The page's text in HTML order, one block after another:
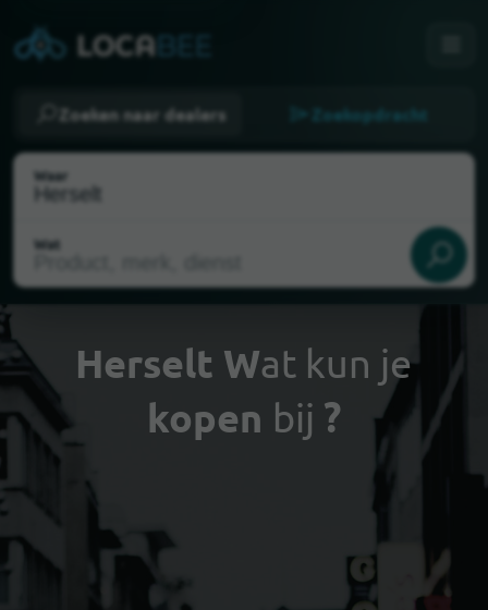
Zoeken naar dealers Zoekopdracht
Waar
Wat
Mijn locatie selecteren
Herselt Wat kun je
kopen bij ?